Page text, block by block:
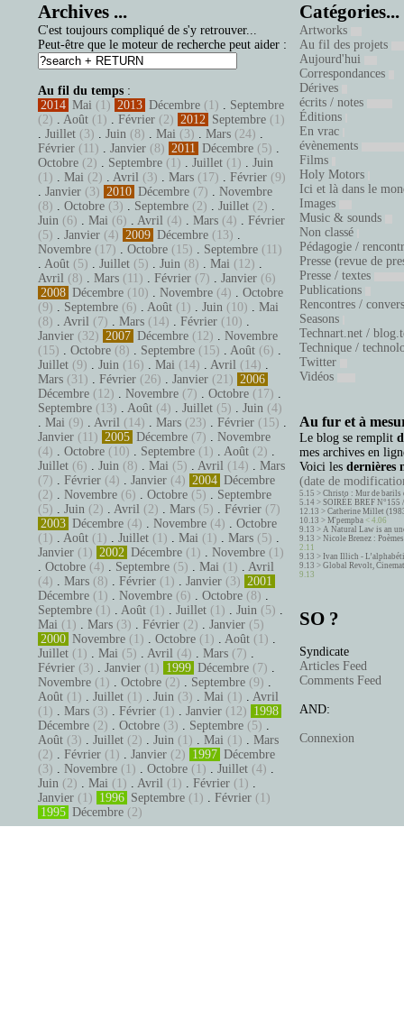
Archives ...
C'est toujours compliqué de s'y retrouver...
Peut-être que le moteur de recherche peut aider :
Au fil du temps :
2014 Mai (1) 2013 Décembre (1) . Septembre
(2) . Août (1) . Février (2) 2012 Septembre (1)
. Juillet (3) . Juin (8) . Mai (3) . Mars (24) .
Février (11) . Janvier (8) 2011 Décembre (5) .
Octobre (2) . Septembre (1) . Juillet (1) . Juin
(1) . Mai (2) . Avril (3) . Mars (17) . Février (9)
. Janvier (3) 2010 Décembre (7) . Novembre
(8) . Octobre (3) . Septembre (2) . Juillet (2) .
Juin (6) . Mai (6) . Avril (4) . Mars (4) . Février
(5) . Janvier (4) 2009 Décembre (13) .
Novembre (17) . Octobre (15) . Septembre (11)
. Août (5) . Juillet (5) . Juin (8) . Mai (12) .
Avril (8) . Mars (11) . Février (7) . Janvier (6)
2008 Décembre (10) . Novembre (4) . Octobre
(9) . Septembre (6) . Août (1) . Juin (10) . Mai
(8) . Avril (7) . Mars (14) . Février (10) .
Janvier (32) 2007 Décembre (12) . Novembre
(15) . Octobre (8) . Septembre (15) . Août (6) .
Juillet (9) . Juin (16) . Mai (14) . Avril (14) .
Mars (31) . Février (26) . Janvier (21) 2006
Décembre (12) . Novembre (7) . Octobre (17) .
Septembre (13) . Août (4) . Juillet (5) . Juin (4)
. Mai (9) . Avril (14) . Mars (23) . Février (15) .
Janvier (11) 2005 Décembre (7) . Novembre
(4) . Octobre (10) . Septembre (1) . Août (2) .
Juillet (6) . Juin (8) . Mai (5) . Avril (14) . Mars
(7) . Février (4) . Janvier (4) 2004 Décembre
(2) . Novembre (6) . Octobre (5) . Septembre
(5) . Juin (2) . Avril (2) . Mars (5) . Février (7)
2003 Décembre (4) . Novembre (4) . Octobre
(1) . Août (1) . Juillet (1) . Mai (1) . Mars (5) .
Janvier (1) 2002 Décembre (1) . Novembre (1)
. Octobre (4) . Septembre (5) . Mai (1) . Avril
(4) . Mars (8) . Février (1) . Janvier (3) 2001
Décembre (1) . Novembre (6) . Octobre (8) .
Septembre (1) . Août (1) . Juillet (1) . Juin (5) .
Mai (1) . Mars (3) . Février (2) . Janvier (5)
2000 Novembre (1) . Octobre (1) . Août (1) .
Juillet (1) . Mai (5) . Avril (4) . Mars (7) .
Février (3) . Janvier (1) 1999 Décembre (7) .
Novembre (1) . Octobre (2) . Septembre (9) .
Août (1) . Juillet (1) . Juin (3) . Mai (1) . Avril
(1) . Mars (3) . Février (1) . Janvier (12) 1998
Décembre (2) . Octobre (3) . Septembre (5) .
Août (3) . Juillet (2) . Juin (1) . Mai (1) . Mars
(2) . Février (1) . Janvier (2) 1997 Décembre
(3) . Novembre (1) . Octobre (1) . Juillet (4) .
Juin (2) . Mai (1) . Avril (1) . Février (1) .
Janvier (1) 1996 Septembre (1) . Février (1)
1995 Décembre (2)
Catégories...
Artworks
Au fil des projets
Aujourd'hui
Correspondances
Dérives
écrits / notes
Éditions
En vrac
évènements
Films
Holy Motors
Ici et là dans le
Images
Music & sounds
Non classé
Pédagogie /
Presse (revue de
Presse / textes
Publications
Rencontres /
Seasons
Technart.net /
Technique /
Twitter
Vidéos
Au fur et à
Le blog se remplit
mes archives en
Voici les dernières
(date de
5.15 > Christo : Mur de barils
5.14 > SOIRÉE BREF
12.13 > Catherine Millet
10.13 > M'pempba < 4.06
9.13 > A Natural Law is an
9.13 > Nicole Brenez :
2.11
9.13 > Ivan Illich -
9.13 > Global Revolt,
9.13
SO ?
Syndicate
Articles Feed
Comments Feed
AND:
Connexion